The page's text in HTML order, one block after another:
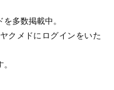
多数掲載中。
クメドにログインをいた